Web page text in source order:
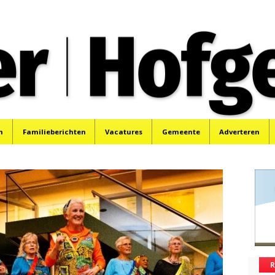
Familieberichten Vacatures Gemeente Adverteren